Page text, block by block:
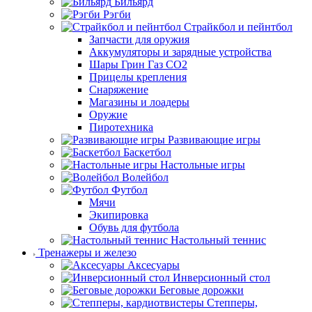
Рэгби
Страйкбол и пейнтбол
Запчасти для оружия
Аккумуляторы и зарядные устройства
Шары Грин Газ СО2
Прицелы крепления
Снаряжение
Магазины и лоадеры
Оружие
Пиротехника
Развивающие игры
Баскетбол
Настольные игры
Волейбол
Футбол
Мячи
Экипировка
Обувь для футбола
Настольный теннис
Тренажеры и железо
Аксесуары
Инверсионный стол
Беговые дорожки
Степперы,